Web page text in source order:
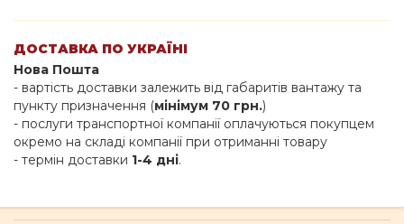
ДОСТАВКА ПО УКРАЇНІ
Нова Пошта
- вартість доставки залежить від габаритів вантажу та
пункту призначення (мінімум 70 грн.)
- послуги транспортної компанії оплачуються покупцем
окремо на складі компанії при отриманні товару
- термін доставки 1-4 дні.